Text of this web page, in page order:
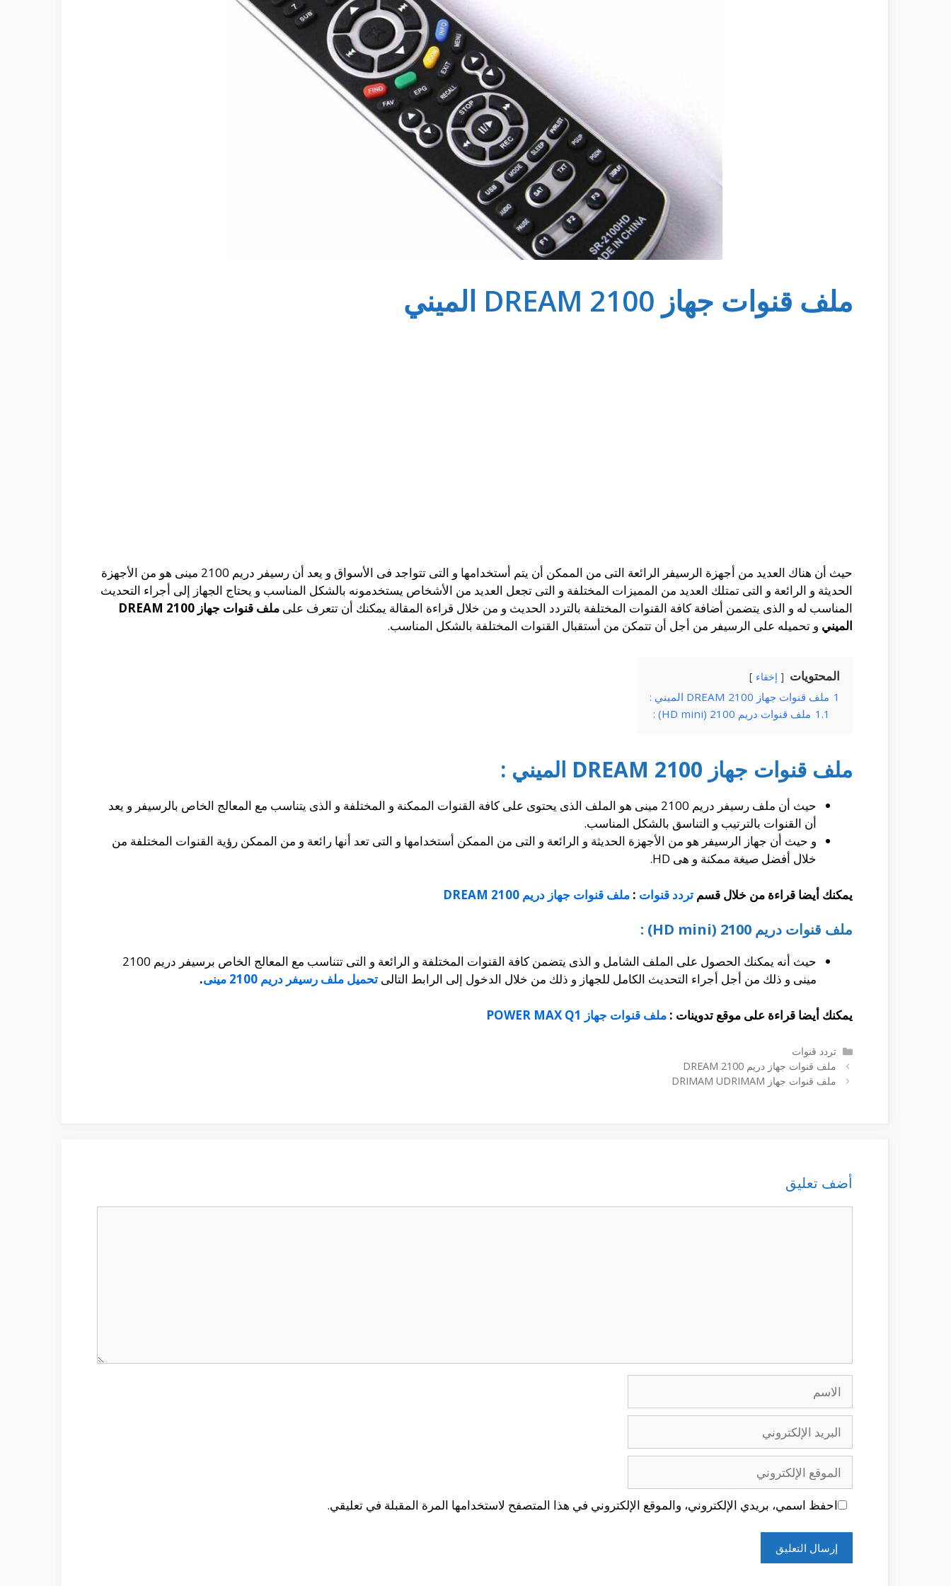
ملف قنوات جهاز DREAM 2100 الميني
حيث أن هناك العديد من أجهزة الرسيفر الرائعة التى من الممكن أن يتم أستخدامها و التى تتواجد فى الأسواق و يعد أن رسيفر دريم 2100 مينى هو من الأجهزة
الحديثة و الرائعة و التى تمتلك العديد من المميزات المختلفة و التى تجعل العديد من الأشخاص يستخدمونه بالشكل المناسب و يحتاج الجهاز إلى أجراء التحديث
المناسب له و الذى يتضمن أضافة كافة القنوات المختلفة بالتردد الحديث و من خلال قراءة المقالة يمكنك أن تتعرف على
ملف قنوات جهاز DREAM 2100
الميني و تحميله على الرسيفر من أجل أن تتمكن من أستقبال القنوات المختلفة بالشكل المناسب.
المحتويات إخفاء
1 ملف قنوات جهاز DREAM 2100 الميني :
1.1 ملف قنوات دريم 2100 (HD mini) :
ملف قنوات جهاز DREAM 2100 الميني :
حيث أن ملف رسيفر دريم 2100 مينى هو الملف الذى يحتوى على كافة القنوات الممكنة و المختلفة و الذى يتناسب مع المعالج الخاص بالرسيفر و يعد
أن القنوات بالترتيب و التناسق بالشكل المناسب.
و حيث أن جهاز الرسيفر هو من الأجهزة الحديثة و الرائعة و التى من الممكن أستخدامها و التى تعد أنها رائعة و من الممكن رؤية القنوات المختلفة من
خلال أفضل صيغة ممكنة و هى HD.
يمكنك أيضا قراءة من خلال قسم تردد قنوات : ملف قنوات جهاز دريم DREAM 2100
ملف قنوات دريم 2100 (HD mini) :
حيث أنه يمكنك الحصول على الملف الشامل و الذى يتضمن كافة القنوات المختلفة و الرائعة و التى تتناسب مع المعالج الخاص برسيفر دريم 2100
مينى و ذلك من أجل أجراء التحديث الكامل للجهاز و ذلك من خلال الدخول إلى الرابط التالى تحميل ملف رسيفر دريم 2100 مينى .
يمكنك أيضا قراءة على موقع تدوينات : ملف قنوات جهاز POWER MAX Q1
التصنيفات
تردد قنوات
ملف قنوات جهاز دريم DREAM 2100
ملف قنوات جهاز DRIMAM UDRIMAM
أضف تعليق
الاسم
البريد
الإلكتروني
الموقع
الإلكتروني
احفظ اسمي، بريدي الإلكتروني، والموقع الإلكتروني في هذا المتصفح لاستخدامها المرة المقبلة في تعليقي.